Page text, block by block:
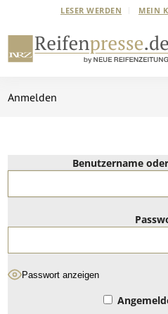
LESER WERDEN MEIN
Anmelden
Benutzername
Passwort anzeigen